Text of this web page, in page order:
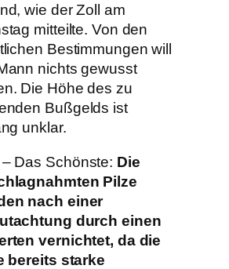
wie der Zoll am
mitteilte. Von den
Bestimmungen will
nichts gewusst
Die Höhe des zu
Bußgelds ist
unklar.
Das Schönste: Die
Pilze
nach einer
durch einen
vernichtet, da die
bereits starke